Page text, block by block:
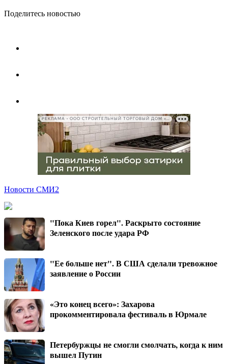
Поделитесь новостью
РЕКЛАМА • ООО СТРОИТЕЛЬНЫЙ ТОРГОВЫЙ ДОМ «ПЕТРОВИЧ», ИНН 7802348846
Новости СМИ2
"Пока Киев горел". Раскрыто состояние
Зеленского после удара РФ
"Ее больше нет". В США сделали тревожное
заявление о России
«Это конец всего»: Захарова
прокомментировала фестиваль в Юрмале
Петербуржцы не смогли смолчать, когда к ним
вышел Путин